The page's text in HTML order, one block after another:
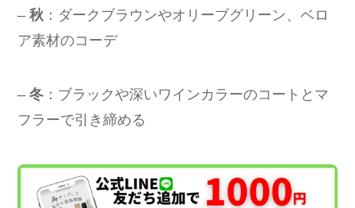
–秋 ：ダークブラウンやオリーブグリーン、ベロ
ア素材のコーデ
–冬 ：ブラックや深いワインカラーのコートとマ
フラーで引き締める